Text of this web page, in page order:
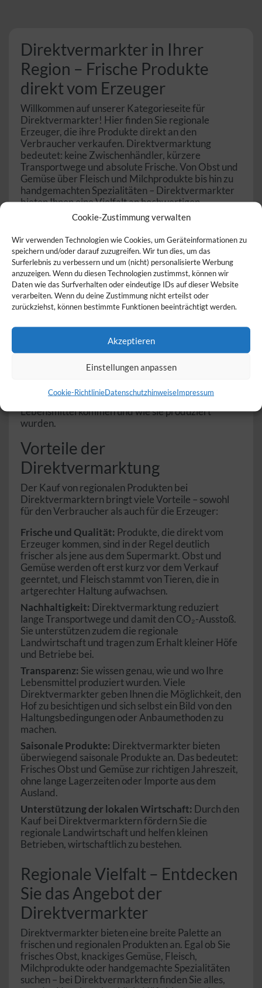
Cookie-Zustimmung verwalten
Wir verwenden Technologien wie Cookies, um Geräteinformationen zu
speichern und/oder darauf zuzugreifen. Wir tun dies, um das
Surferlebnis zu verbessern und um (nicht) personalisierte Werbung
anzuzeigen. Wenn du diesen Technologien zustimmst, können wir
Daten wie das Surfverhalten oder eindeutige IDs auf dieser Website
verarbeiten. Wenn du deine Zustimmung nicht erteilst oder
zurückziehst, können bestimmte Funktionen beeinträchtigt werden.
Akzeptieren
Einstellungen anpassen
Cookie-RichtlinieDatenschutzhinweiseImpressum
Direktvermarkter in Ihrer
Region – Frische Produkte
direkt vom Erzeuger
Willkommen auf unserer Kategorieseite für
Direktvermarkter! Hier finden Sie regionale
Erzeuger, die ihre Produkte direkt an den
Verbraucher verkaufen. Direktvermarktung
bedeutet: keine Zwischenhändler, kürzere
Transportwege und absolute Frische. Von Obst und
Gemüse über Fleisch und Milchprodukte bis hin zu
handgemachten Spezialitäten – Direktvermarkter
bieten Ihnen eine Vielfalt an hochwertigen
Produkten, die oft aus biologischem Anbau oder
artgerechter Tierhaltung stammen. Entdecken Sie
jetzt Direktvermarkter in Ihrer Nähe und genießen
Sie regionale Qualität direkt vom Bauernhof!
Was sind Direktvermarkter?
Direktvermarkter sind Landwirte und Erzeuger, die
ihre Produkte ohne Zwischenhändler direkt an den
Hofläden, Wochenmärkte, Ab-Hof-Verkauf oder
durch Lieferdienste. Durch diese direkte
Verbindung zwischen Erzeuger und Verbraucher
wird nicht nur die Qualität der Produkte gesichert,
sondern auch die regionale Wirtschaft gestärkt.
Der Kauf bei Direktvermarktern sorgt zudem für
Transparenz: Sie wissen genau, woher Ihre
Lebensmittel kommen und wie sie produziert
wurden.
Vorteile der
Direktvermarktung
Der Kauf von regionalen Produkten bei
Direktvermarktern bringt viele Vorteile – sowohl
für den Verbraucher als auch für die Erzeuger:
Frische und Qualität: Produkte, die direkt vom
Erzeuger kommen, sind in der Regel deutlich
frischer als jene aus dem Supermarkt. Obst und
Gemüse werden oft erst kurz vor dem Verkauf
geerntet, und Fleisch stammt von Tieren, die in
artgerechter Haltung aufwachsen.
Nachhaltigkeit: Direktvermarktung reduziert
lange Transportwege und damit den CO₂-Ausstoß.
Sie unterstützen zudem die regionale
Landwirtschaft und tragen zum Erhalt kleiner Höfe
und Betriebe bei.
Transparenz: Sie wissen genau, wie und wo Ihre
Lebensmittel produziert wurden. Viele
Direktvermarkter geben Ihnen die Möglichkeit, den
Hof zu besichtigen und sich selbst ein Bild von den
Haltungsbedingungen oder Anbaumethoden zu
machen.
Saisonale Produkte: Direktvermarkter bieten
überwiegend saisonale Produkte an. Das bedeutet:
Frisches Obst und Gemüse zur richtigen Jahreszeit,
ohne lange Lagerzeiten oder Importe aus dem
Ausland.
Unterstützung der lokalen Wirtschaft: Durch den
Kauf bei Direktvermarktern fördern Sie die
regionale Landwirtschaft und helfen kleinen
Betrieben, wirtschaftlich zu bestehen.
Regionale Vielfalt – Entdecken
Sie das Angebot der
Direktvermarkter
Direktvermarkter bieten eine breite Palette an
frischen und regionalen Produkten an. Egal ob Sie
frisches Obst, knackiges Gemüse, Fleisch,
Milchprodukte oder handgemachte Spezialitäten
suchen – bei Direktvermarktern finden Sie alles,